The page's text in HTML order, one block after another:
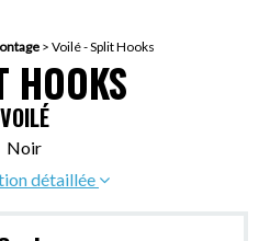
> Voilé - Split Hooks
HOOKS
VOILÉ
Noir
détaillée